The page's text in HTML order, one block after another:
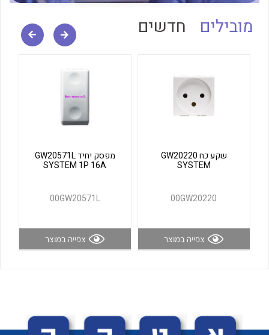
לכל מוצרי היצרן לכל מוצרי היצרן
מובילים חדשים
שקע כח GW20220
SYSTEM
00GW20220
צפייה במוצר
מפסק יחיד GW20571L
SYSTEM 1P 16A
00GW20571L
צפייה במוצר